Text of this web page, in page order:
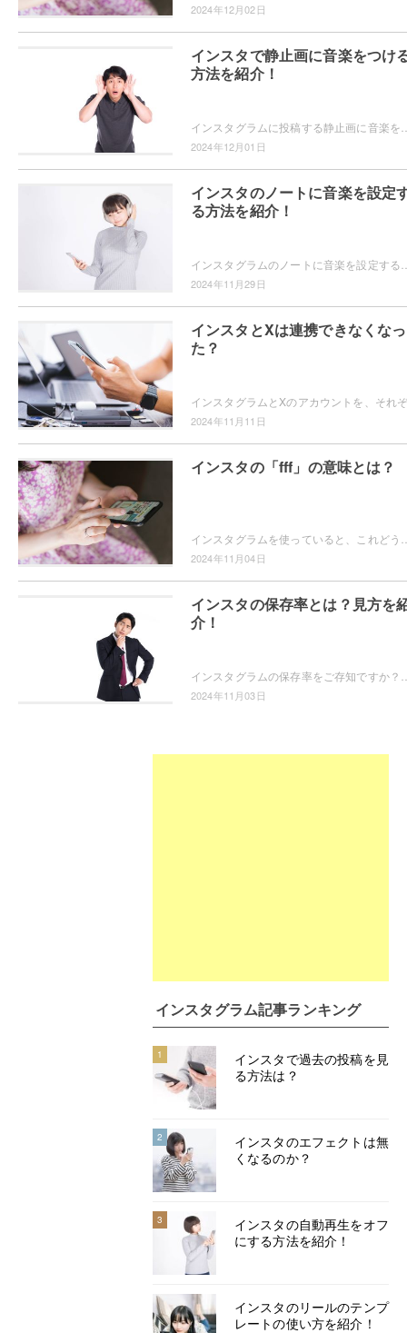
2024年12月02日
インスタで静止画に音楽をつけ
方法を紹介！
2024年12月01日
インスタのノートに音楽を設定
る方法を紹介！
2024年11月29日
インスタとXは連携できなくなっ
た？
2024年11月11日
インスタの「fff」の意味とは？
2024年11月04日
インスタの保存率とは？見方を
介！
2024年11月03日
インスタグラム記事ランキング
1
インスタで過去の投稿を見
る方法は？
2
インスタのエフェクトは無
くなるのか？
3
インスタの自動再生をオフ
にする方法を紹介！
インスタのリールのテンプ
レートの使い方を紹介！